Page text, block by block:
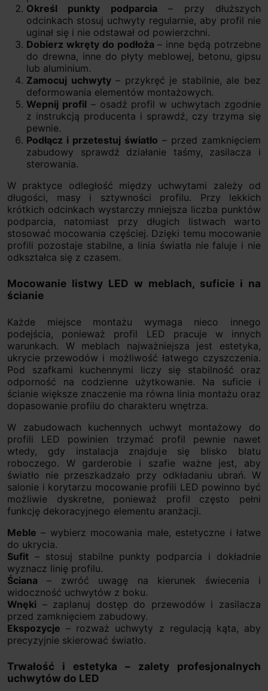
Określ punkty podparcia – przy dłuższych
odcinkach stosuj uchwyty regularnie, aby profil nie
uginał się i nie odstawał od powierzchni.
Dobierz wkręty do podłoża – inne będą potrzebne
do drewna, inne do płyty meblowej, betonu, gipsu
lub aluminium.
Zamocuj uchwyty– przykręć je stabilnie, ale bez
deformowania elementów montażowych.
Wepnij profil – osadź profil w uchwytach zgodnie
z instrukcją producenta i sprawdź, czy trzyma się
pewnie.
Podłącz i przetestuj światło – przed zamknięciem
zabudowy sprawdź działanie taśmy, zasilacza i
sterowania.
W praktyce odległość między uchwytami zależy od
długości, masy i sztywności profilu. Przy lekkich
krótkich odcinkach wystarczy mniejsza liczba punktów
podparcia, natomiast przy długich listwach warto
stosować mocowania częściej. Dzięki temu mocowanie
profili pozostaje stabilne, a linia światła nie faluje i nie
odkształca się z czasem.
Mocowanie listwy LED w meblach, suficie i na
ścianie
Każde miejsce montażu wymaga nieco innego
podejścia, ponieważ profil LED pracuje w innych
warunkach. W meblach najważniejsza jest estetyka,
ukrycie przewodów i możliwość łatwego czyszczenia.
Pod szafkami kuchennymi liczy się stabilność oraz
odporność na codzienne użytkowanie. Na suficie i
ścianie większe znaczenie ma równa linia montażu oraz
dopasowanie profilu do charakteru wnętrza.
W zabudowach kuchennych uchwyt montażowy do
profili LED powinien trzymać profil pewnie nawet
wtedy, gdy instalacja znajduje się blisko blatu
roboczego. W garderobie i szafie ważne jest, aby
światło nie przeszkadzało przy odkładaniu ubrań. W
salonie i korytarzu mocowanie profili LED powinno być
możliwie dyskretne, ponieważ profil często pełni
funkcję dekoracyjnego elementu aranżacji.
Meble – wybierz mocowania małe, estetyczne i łatwe
do ukrycia.
Sufit – stosuj stabilne punkty podparcia i dokładnie
wyznacz linię profilu.
Ściana – zwróć uwagę na kierunek świecenia i
widoczność uchwytów z boku.
Wnęki – zaplanuj dostęp do przewodów i zasilacza
przed zamknięciem zabudowy.
Ekspozycje – rozważ uchwyty z regulacją kąta, aby
precyzyjnie skierować światło.
Trwałość i estetyka – zalety profesjonalnych
uchwytów do LED